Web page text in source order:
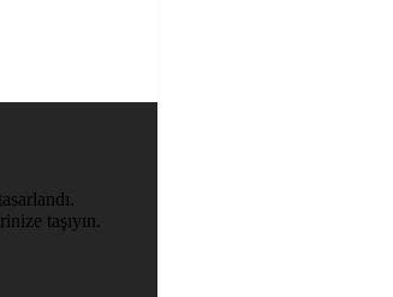
taşıyın.